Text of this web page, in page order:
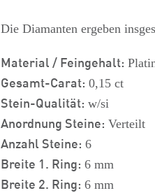
Die Diamanten ergeben
Material / Feingehalt:
Gesamt-Carat: 0,15 ct
Stein-Qualität: w/si
Anordnung Steine: Verteilt
Anzahl Steine: 6
Breite 1. Ring: 6 mm
Breite 2. Ring: 6 mm